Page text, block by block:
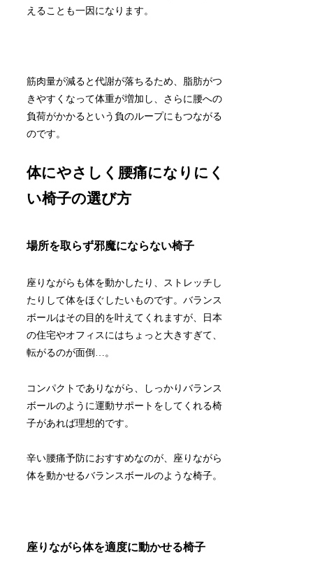
えることも一因になります。
筋肉量が減ると代謝が落ちるため、脂肪がつ
きやすくなって体重が増加し、さらに腰への
負荷がかかるという負のループにもつながる
のです。
体にやさしく腰痛になりにく
い椅子の選び方
場所を取らず邪魔にならない椅子
座りながらも体を動かしたり、ストレッチし
たりして体をほぐしたいものです。バランス
ボールはその目的を叶えてくれますが、日本
の住宅やオフィスにはちょっと大きすぎて、
転がるのが面倒…。
コンパクトでありながら、しっかりバランス
ボールのように運動サポートをしてくれる椅
子があれば理想的です。
辛い腰痛予防におすすめなのが、座りながら
体を動かせるバランスボールのような椅子。
座りながら体を適度に動かせる椅子